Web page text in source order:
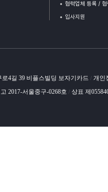
협력업체 등록 /
입사지원
4길 39 비플스빌딩 보자기카드 / 개인
2017-서울중구-0268호 / 상표 제